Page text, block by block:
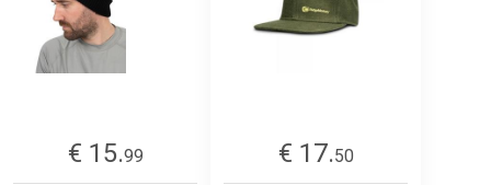
€ 15.99
€ 17.50